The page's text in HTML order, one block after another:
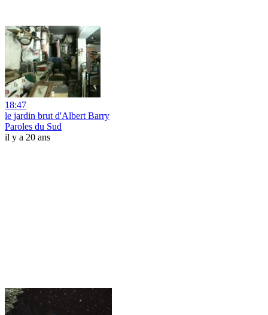
18:47
le jardin brut d'Albert Barry
Paroles du Sud
il y a 20 ans